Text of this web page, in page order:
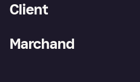
Client
Marchand